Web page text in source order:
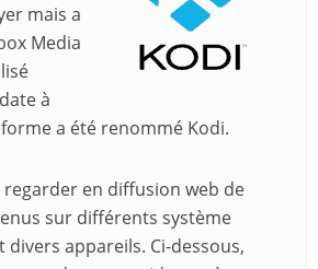
mais a
Media
à
a été renommé Kodi.
en diffusion web de
sur différents système
divers appareils. Ci-dessous,